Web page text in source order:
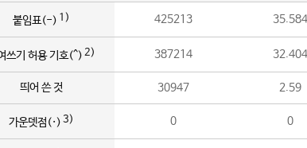
붙임표(-) 1) 425213 35.584
쓰기 허용 기호(^) 2) 387214 32.404
띄어 쓴 것 30947 2.59
가운뎃점(·) 3) 0 0